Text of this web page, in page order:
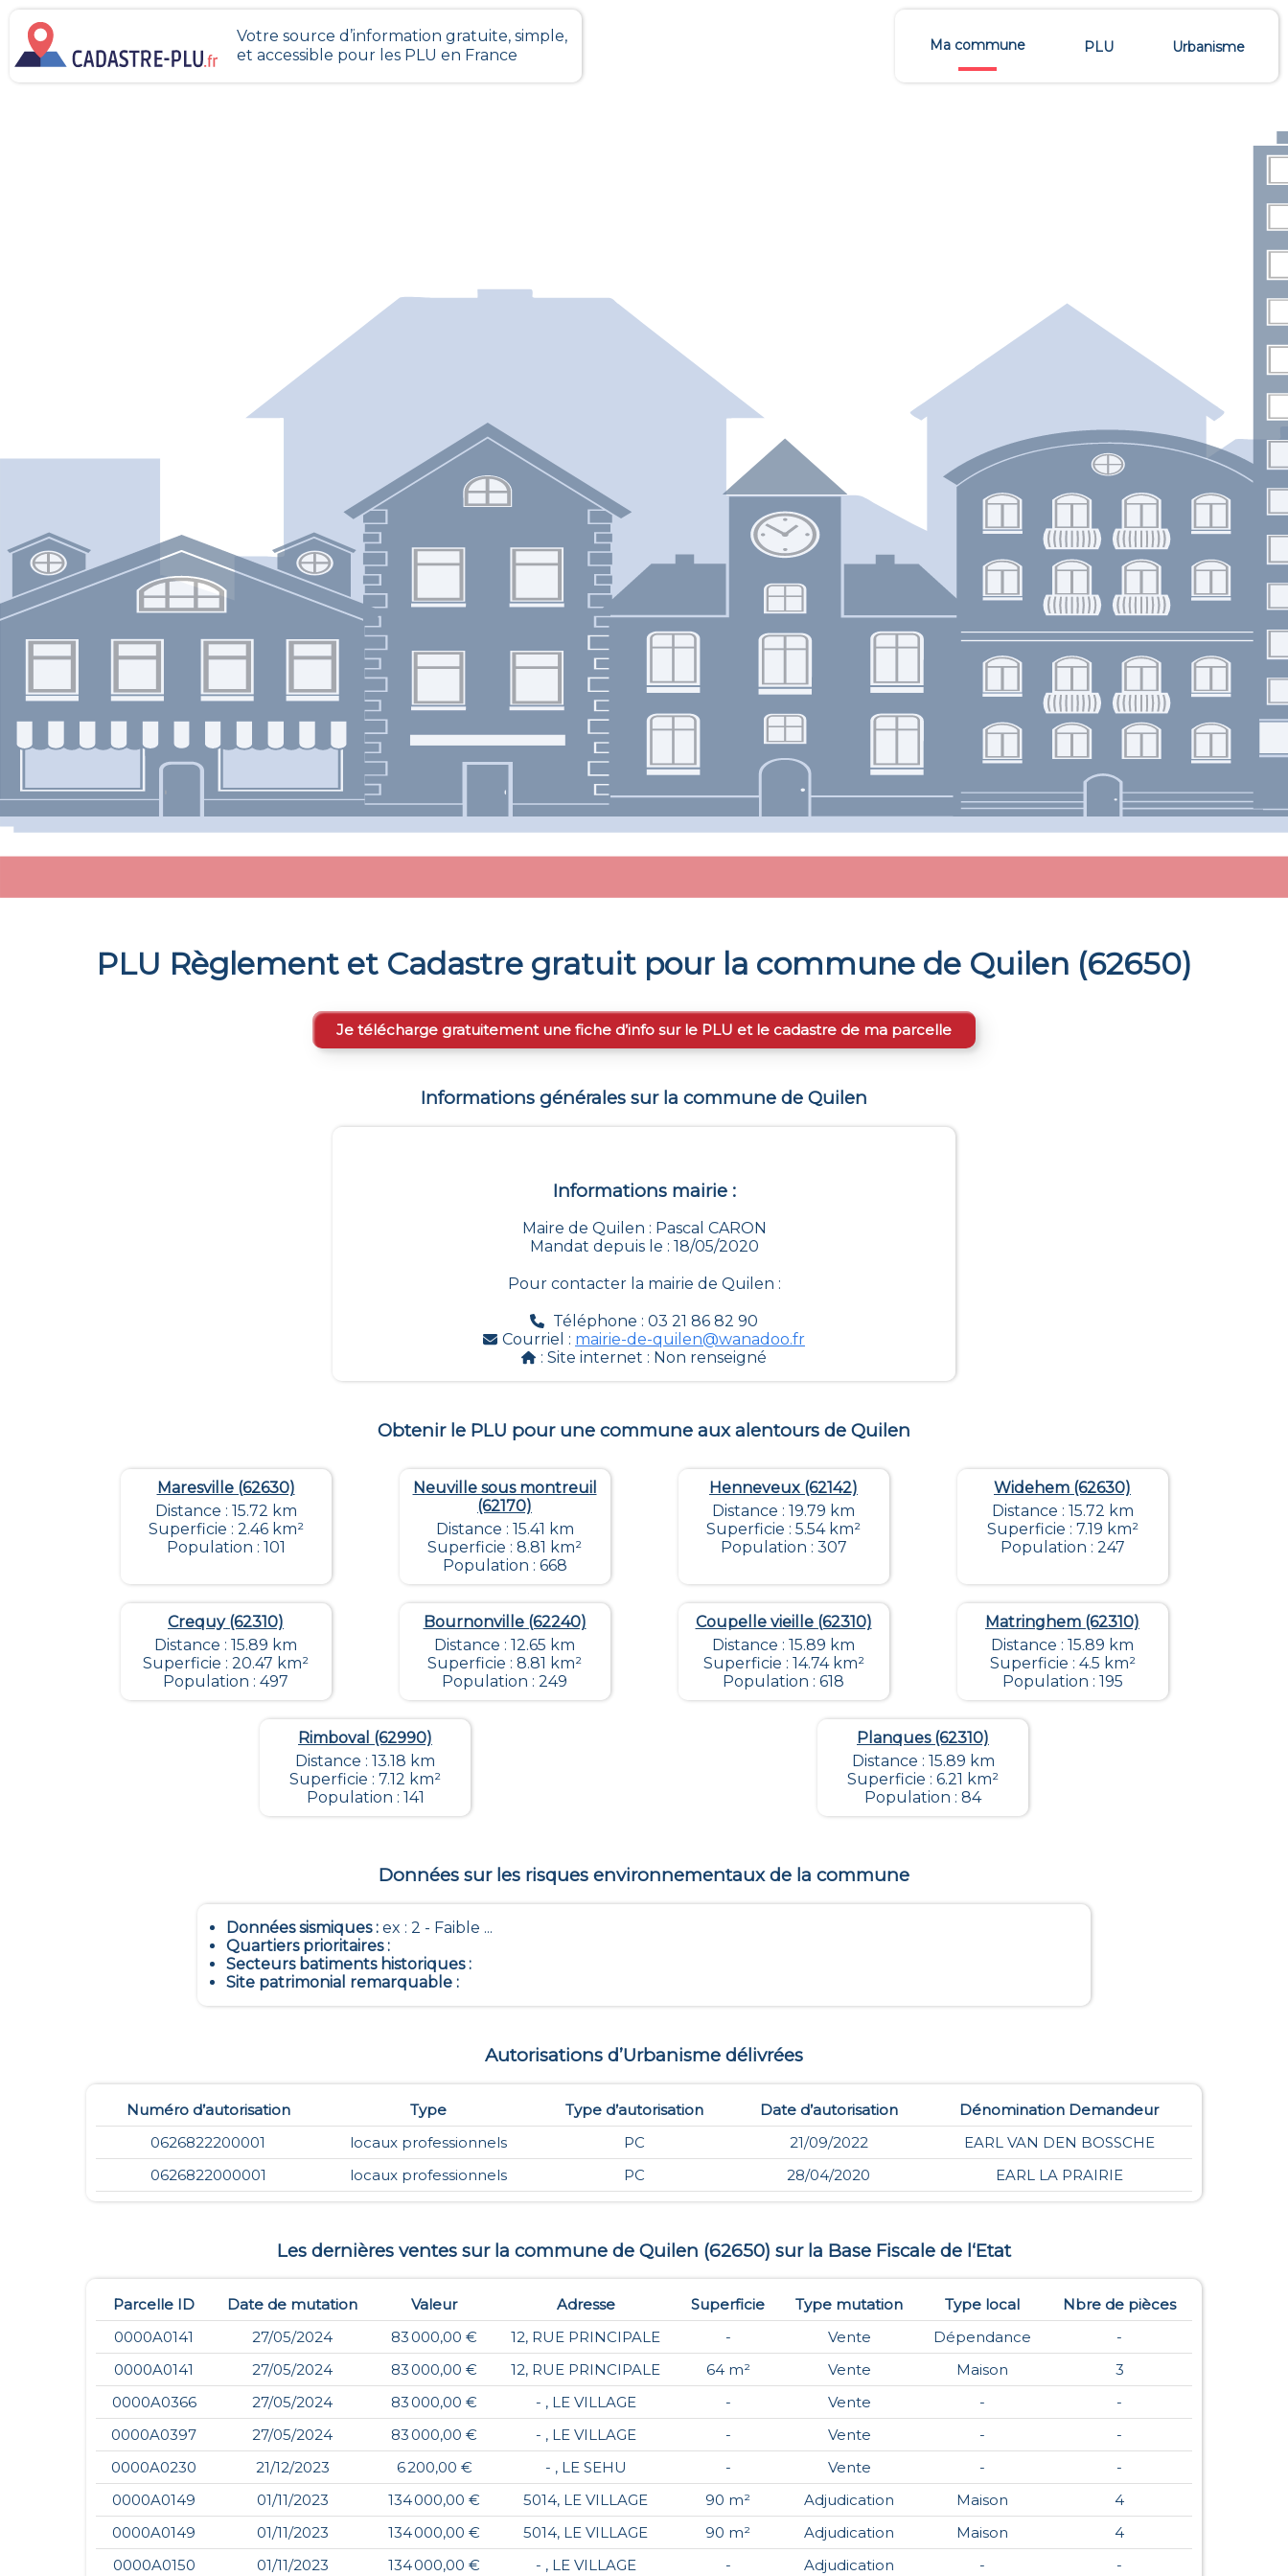
Votre source d’information gratuite, simple,
et accessible pour les PLU en France
Ma commune PLU Urbanisme
PLU Règlement et Cadastre gratuit pour la commune de Quilen (62650)
Je télécharge gratuitement une fiche d’info sur le PLU et le cadastre de ma parcelle
Informations générales sur la commune de Quilen
Informations mairie :
Maire de Quilen : Pascal CARON
Mandat depuis le : 18/05/2020
Pour contacter la mairie de Quilen :
Téléphone : 03 21 86 82 90
Courriel : mairie-de-quilen@wanadoo.fr
: Site internet : Non renseigné
Obtenir le PLU pour une commune aux alentours de Quilen
Maresville (62630)
Distance : 15.72 km
Superficie : 2.46 km²
Population : 101
Neuville sous montreuil
(62170)
Distance : 15.41 km
Superficie : 8.81 km²
Population : 668
Henneveux (62142)
Distance : 19.79 km
Superficie : 5.54 km²
Population : 307
Widehem (62630)
Distance : 15.72 km
Superficie : 7.19 km²
Population : 247
Crequy (62310)
Distance : 15.89 km
Superficie : 20.47 km²
Population : 497
Bournonville (62240)
Distance : 12.65 km
Superficie : 8.81 km²
Population : 249
Coupelle vieille (62310)
Distance : 15.89 km
Superficie : 14.74 km²
Population : 618
Matringhem (62310)
Distance : 15.89 km
Superficie : 4.5 km²
Population : 195
Rimboval (62990)
Distance : 13.18 km
Superficie : 7.12 km²
Population : 141
Planques (62310)
Distance : 15.89 km
Superficie : 6.21 km²
Population : 84
Données sur les risques environnementaux de la commune
Données sismiques:ex : 2 - Faible ...
Quartiers prioritaires:
Secteurs batiments historiques:
Site patrimonial remarquable :
Autorisations d’Urbanisme délivrées
Numéro d’autorisation Type Type d’autorisation Date d’autorisation
Dénomination Demandeur
0626822200001
locaux professionnels PC 21/09/2022
EARL VAN DEN BOSSCHE
0626822000001
locaux professionnels PC 28/04/2020 EARL LA PRAIRIE
Les dernières ventes sur la commune de Quilen (62650) sur la Base Fiscale de l‘Etat
Parcelle ID Date de mutation Valeur Adresse Superficie Type mutation Type local
Nbre de pièces
0000A0141
27/05/2024 83 000,00 € 12, RUE PRINCIPALE - Vente Dépendance
-
0000A0141
27/05/2024 83 000,00 € 12, RUE PRINCIPALE 64 m² Vente Maison
3
0000A0366
27/05/2024 83 000,00 € - , LE VILLAGE - Vente -
-
0000A0397
27/05/2024 83 000,00 € - , LE VILLAGE - Vente -
-
0000A0230
21/12/2023 6 200,00 € - , LE SEHU - Vente -
-
0000A0149
01/11/2023 134 000,00 € 5014, LE VILLAGE 90 m² Adjudication Maison
4
0000A0149
01/11/2023 134 000,00 € 5014, LE VILLAGE 90 m² Adjudication Maison
4
0000A0150
01/11/2023 134 000,00 € - , LE VILLAGE - Adjudication -
-